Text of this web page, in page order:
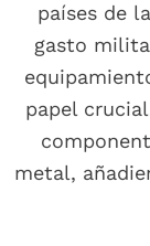
países de
gasto
papel
metal,